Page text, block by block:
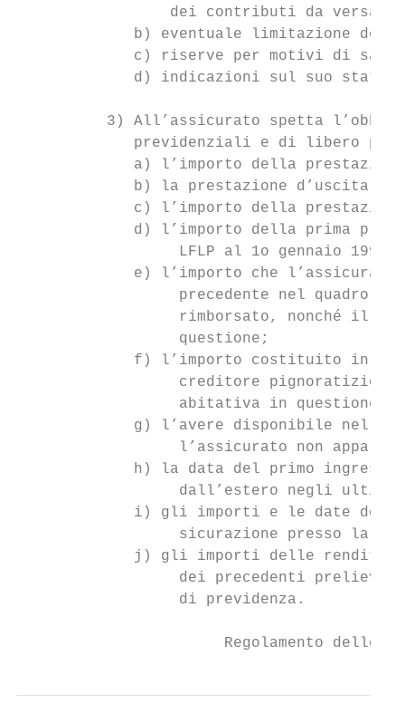
dei contributi da versare
b) eventuale limitazione
c) riserve per motivi di
d) indicazioni sul suo stato
3) All’assicurato spetta
previdenziali e di libero
a) l’importo della
b) la prestazione d’uscita
c) l’importo della
d) l’importo della prima
                  LFLP al 1o gennaio 1995;
e) l’importo che
precedente nel quadro
rimborsato, nonché il
                  questione;
f) l’importo costituito in
creditore pignoratizio
                  abitativa in questione;
g) l’avere disponibile nel
l’assicurato non
h) la data del primo
dall’estero negli ultimi
i) gli importi e le date dei
sicurazione presso la
j) gli importi delle rendite
dei precedenti prelievi
                  di previdenza.
Regolamento delle